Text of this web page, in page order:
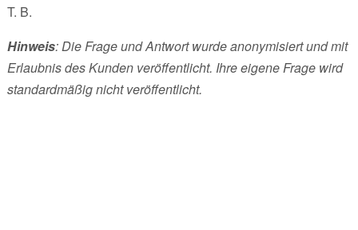
T. B.
Hinweis: Die Frage und Antwort wurde anonymisiert und mit
Erlaubnis des Kunden veröffentlicht. Ihre eigene Frage wird
standardmäßig nicht veröffentlicht.